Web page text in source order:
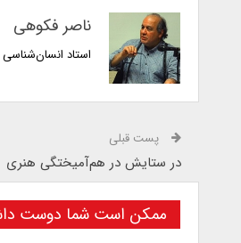
ناصر فکوهی
استاد
پست قبلی
در ستایش در هم‌آمیختگی هنری
ممکن است شما دوست